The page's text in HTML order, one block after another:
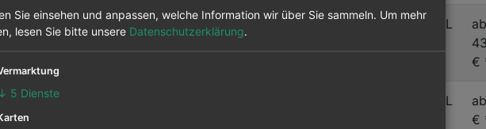
Volos Anchialos Die meisten Ziele bedient
von ihr von hier aus angeflogen, das sind 1
abgehenden Strecken.
Volos Anchialos abfliegen sind
MUC VOL
ab
€
VOL
€
Sie einsehen und anpassen, welche Information wir über Sie sammeln. Um mehr
lesen Sie bitte unsere Datenschutzerklärung.
5 Dienste